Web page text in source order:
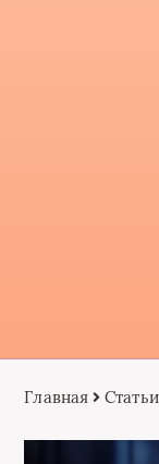
Главная Статьи